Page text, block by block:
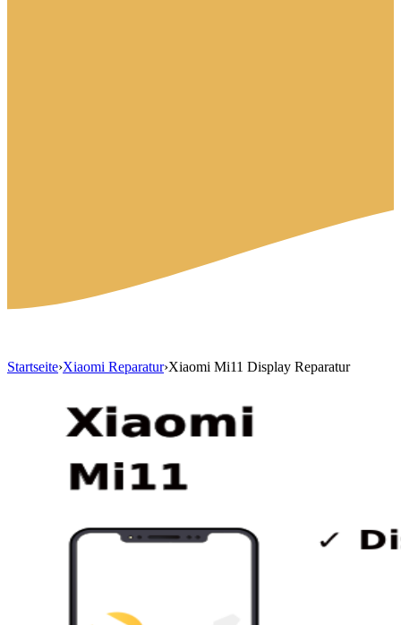
Startseite›Xiaomi Reparatur›Xiaomi Mi11 Display Reparatur